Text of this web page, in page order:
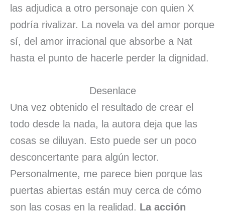
las adjudica a otro personaje con quien X
podría rivalizar. La novela va del amor porque
sí, del amor irracional que absorbe a Nat
hasta el punto de hacerle perder la dignidad.
Desenlace
Una vez obtenido el resultado de crear el
todo desde la nada, la autora deja que las
cosas se diluyan. Esto puede ser un poco
desconcertante para algún lector.
Personalmente, me parece bien porque las
puertas abiertas están muy cerca de cómo
son las cosas en la realidad. La acción